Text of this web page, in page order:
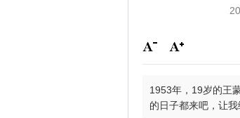
1953年，19岁的王
的日子都来吧，让